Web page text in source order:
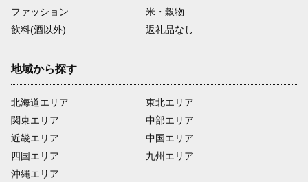
ファッション
米・穀物
飲料(酒以外)
返礼品なし
地域から探す
北海道エリア
関東エリア
近畿エリア
四国エリア
沖縄エリア
東北エリア
中部エリア
中国エリア
九州エリア